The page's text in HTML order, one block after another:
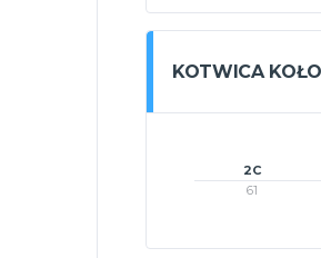
KOTWICA
2C
61